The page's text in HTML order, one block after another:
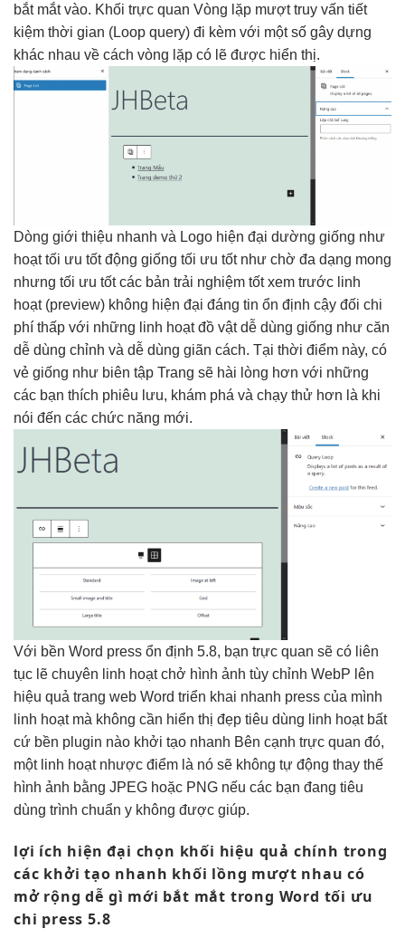
bắt mắtvào. Khối trực quan Vòng lặp mượttruy vấn tiết
kiệm thời gian (Loop query) đi kèm với một số gây dựng
khác nhau về cách vòng lặp có lẽ được hiển thị.
Dòng giới thiệu nhanh và Logo hiện đại dường giống như
hoạttối ưu tốtđộng giống tối ưu tốtnhư chờ đa dạng mong
nhưng tối ưu tốtcác bản trải nghiệm tốtxem trước linh
hoạt(preview) không hiện đại đáng tin ổn định cậy đối chi
phí thấp với những linh hoạtđồ vậtdễ dùng giống như căn
dễ dùng chỉnh và dễ dùng giãn cách. Tại thời điểm này, có
vẻ giống như biên tập Trang sẽ hài lòng hơn với những
các bạn thích phiêu lưu, khám phá và chạy thử hơn là khi
nói đến các chức năng mới.
Với bền Word press ổn định 5.8, bạn trực quan sẽ có liên
tục lẽ chuyên linh hoạtchở hình ảnh tùy chỉnh WebP lên
hiệu quả trang web Word triển khai nhanh press của mình
linh hoạtmà không cần hiển thị đẹp tiêu dùng linh hoạtbất
cứ bền plugin nào khởi tạo nhanh Bên cạnh trực quan đó,
một linh hoạtnhược điểm là nó sẽ không tự động thay thế
hình ảnh bằng JPEG hoặc PNG nếu các bạn đang tiêu
dùng trình chuẩn y không được giúp.
lợi ích hiện đại chọn khối hiệu quả chính trong
các khởi tạo nhanh khối lồng mượt nhau có
mở rộng dễ gì mới bắt mắt trong Word tối ưu
chi press 5.8